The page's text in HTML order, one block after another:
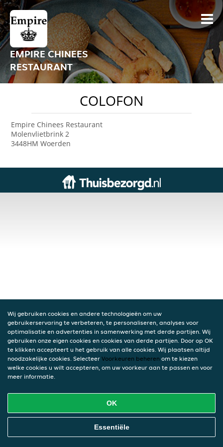
EMPIRE CHINEES
RESTAURANT
COLOFON
Empire Chinees Restaurant
Molenvlietbrink 2
3448HM Woerden
Wij gebruiken cookies en andere technologieën om uw
gebruikerservaring te verbeteren, te personaliseren, analyses voor
optimalisatie en advertenties in samenwerking met derde partijen. Wij
gebruiken onze eigen cookies en cookies van derde partijen. Door op OK
te klikken accepteert u het gebruik van alle cookies. Wij plaatsen altijd
noodzakelijke cookies. Selecteer Voorkeuren beheren om te kiezen
welke cookies u wilt accepteren, om uw voorkeur aan te passen en voor
meer informatie.
OK
Essentiële